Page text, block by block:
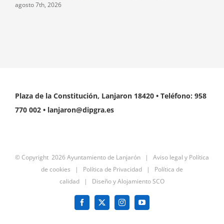
agosto 7th, 2026
Plaza de la Constitución, Lanjaron 18420 • Teléfono: 958
770 002 • lanjaron@dipgra.es
© Copyright 2026 Ayuntamiento de Lanjarón | Aviso legal y Política
de cookies | Política de Privacidad | Política de
calidad | Diseño y Alojamiento SCO
Facebook
X InstagramYouTube